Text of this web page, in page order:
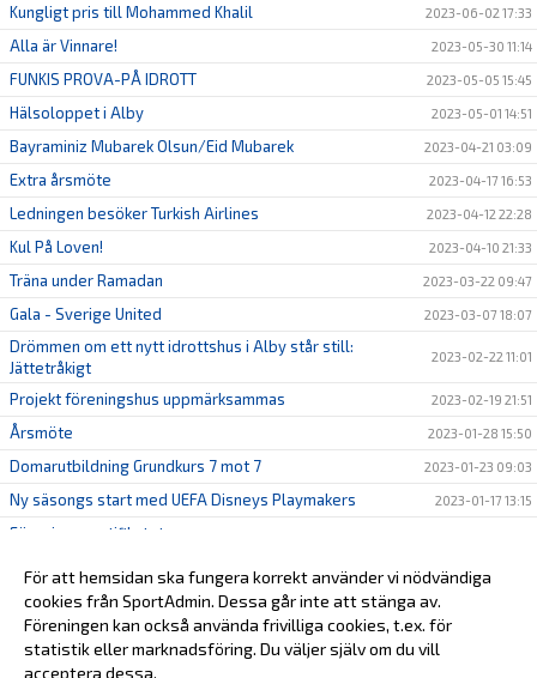
Kungligt pris till Mohammed Khalil 2023-06-02 17:33
Alla är Vinnare! 2023-05-30 11:14
FUNKIS PROVA-PÅ IDROTT 2023-05-05 15:45
Hälsoloppet i Alby 2023-05-01 14:51
Bayraminiz Mubarek Olsun/Eid Mubarek 2023-04-21 03:09
Extra årsmöte 2023-04-17 16:53
Ledningen besöker Turkish Airlines 2023-04-12 22:28
Kul På Loven! 2023-04-10 21:33
Träna under Ramadan 2023-03-22 09:47
Gala - Sverige United 2023-03-07 18:07
Drömmen om ett nytt idrottshus i Alby står still:
Jättetråkigt
2023-02-22 11:01
Projekt föreningshus uppmärksammas 2023-02-19 21:51
Årsmöte 2023-01-28 15:50
Domarutbildning Grundkurs 7 mot 7 2023-01-23 09:03
Ny säsongs start med UEFA Disneys Playmakers 2023-01-17 13:15
Förenings certifikatet
KUL PÅ LOVET! 2023-01-03 14:43
Konyaspor Klubbhus.nu 2022-12-20 17:00
För att hemsidan ska fungera korrekt använder vi nödvändiga
cookies från SportAdmin. Dessa går inte att stänga av.
Föreningen kan också använda frivilliga cookies, t.ex. för
statistik eller marknadsföring. Du väljer själv om du vill
acceptera dessa.